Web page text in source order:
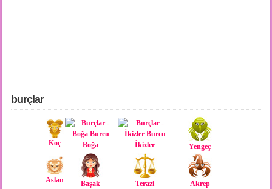
burçlar
Koç Boğa İkizler Yengeç
Aslan Başak Terazi Akrep